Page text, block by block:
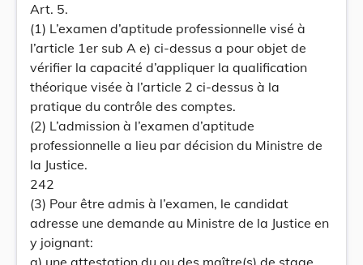
Art. 5.
(1) L’examen d’aptitude professionnelle visé à
l’article 1er sub A e) ci-dessus a pour objet de
vérifier la capacité d’appliquer la qualification
théorique visée à l’article 2 ci-dessus à la
pratique du contrôle des comptes.
(2) L’admission à l’examen d’aptitude
professionnelle a lieu par décision du Ministre de
la Justice.
242
(3) Pour être admis à l’examen, le candidat
adresse une demande au Ministre de la Justice en
y joignant:
a) une attestation du ou des maître(s) de stage